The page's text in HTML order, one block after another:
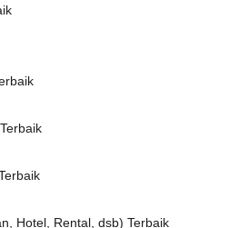
Hotel, Rental, dsb) Terbaik